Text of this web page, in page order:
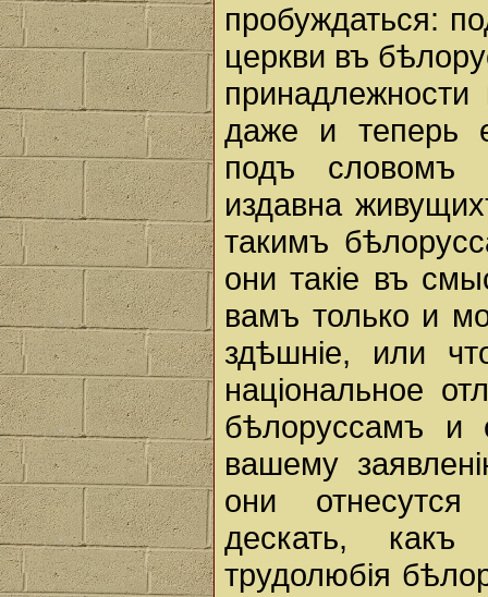
пробуждаться:
церкви въ
даже и теперь
подъ словомъ
издавна
такимъ
они такiе въ
вамъ только и
здѣшнiе, или
нацiональное
бѣлоруссамъ и
вашему
они отнесутся
дескать,
трудолюбiя